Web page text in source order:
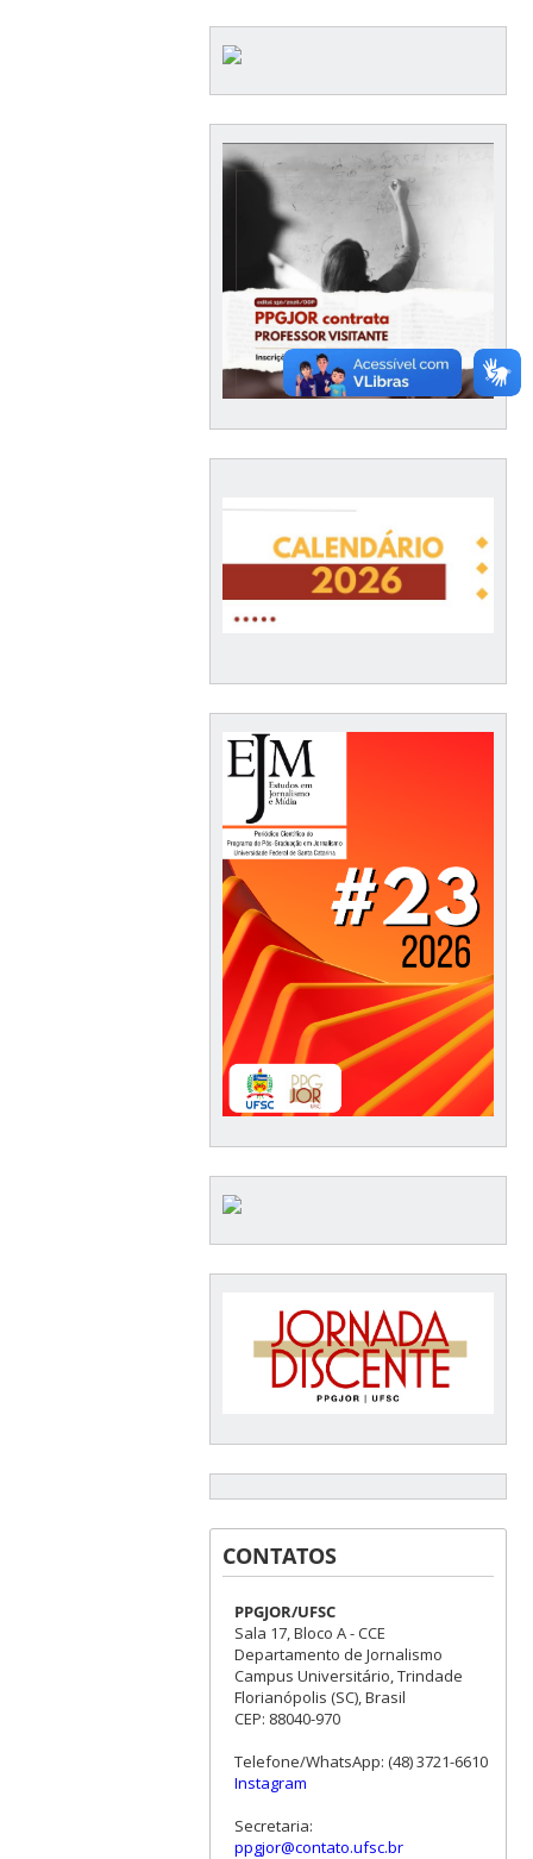
CONTATOS
PPGJOR/UFSC
Sala 17, Bloco A - CCE
Departamento de Jornalismo
Campus Universitário, Trindade
Florianópolis (SC), Brasil
CEP: 88040-970
Telefone/WhatsApp: (48) 3721-6610
Instagram
Secretaria:
ppgjor@contato.ufsc.br